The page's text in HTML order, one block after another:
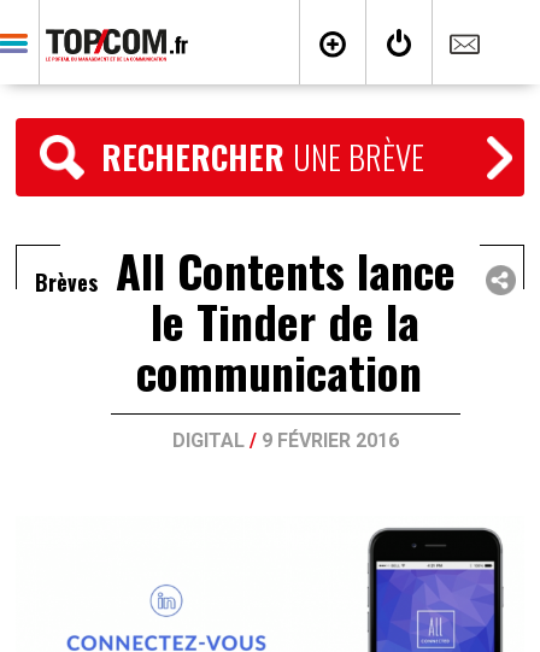
RECHERCHER UNE BRÈVE
Brèves All Contents lance
le Tinder de la
communication
DIGITAL/ 9 FÉVRIER 2016